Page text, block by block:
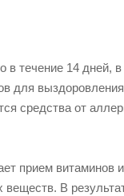
течение 14 дней,
для
средства от
прием
В